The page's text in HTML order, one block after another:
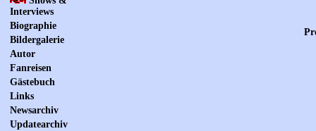
Interviews
Biographie
Bildergalerie
Autor
Fanreisen
Gästebuch
Links
Newsarchiv
Updatearchiv